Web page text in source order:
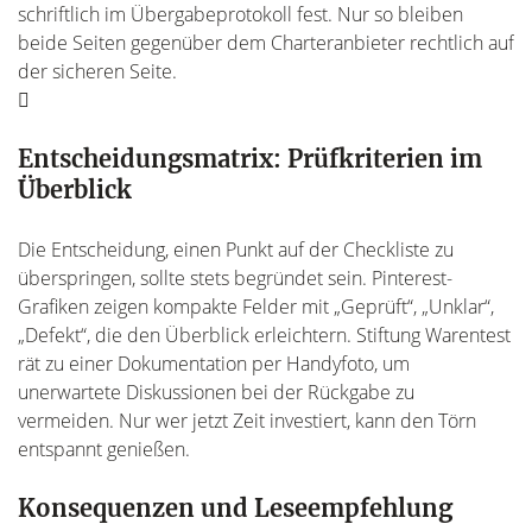
schriftlich im Übergabeprotokoll fest. Nur so bleiben
beide Seiten gegenüber dem Charteranbieter rechtlich auf
der sicheren Seite.
Entscheidungsmatrix: Prüfkriterien im
Überblick
Die Entscheidung, einen Punkt auf der Checkliste zu
überspringen, sollte stets begründet sein. Pinterest-
Grafiken zeigen kompakte Felder mit „Geprüft“, „Unklar“,
„Defekt“, die den Überblick erleichtern. Stiftung Warentest
rät zu einer Dokumentation per Handyfoto, um
unerwartete Diskussionen bei der Rückgabe zu
vermeiden. Nur wer jetzt Zeit investiert, kann den Törn
entspannt genießen.
Konsequenzen und Leseempfehlung